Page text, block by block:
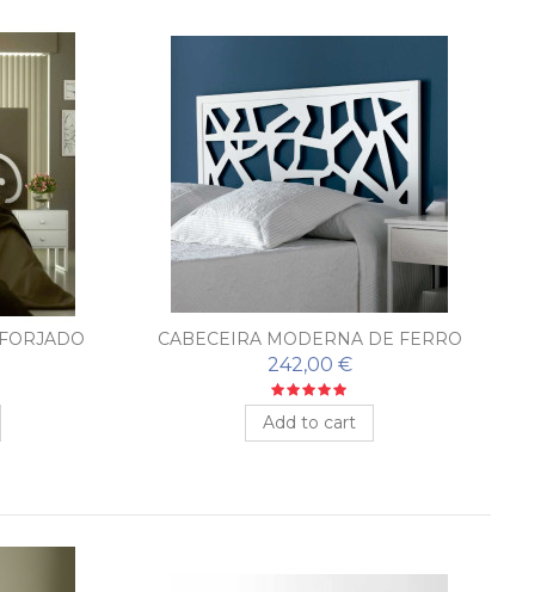
CABECEIRA MODERNA DE FERRO
FORJADO MIREIA
242,00 €
Add to cart